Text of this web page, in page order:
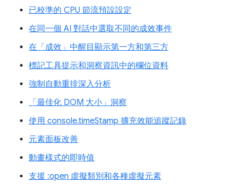
已校準的 CPU 節流預設設定
在同一個 AI 對話中選取不同的成效事件
在「成效」中醒目顯示第一方和第三方
標記工具提示和洞察資訊中的欄位資料
強制自動重排深入分析
「最佳化 DOM 大小」洞察
使用 console.timeStamp 擴充效能追蹤記錄
元素面板改善
動畫樣式的即時值
支援 :open 虛擬類別和各種虛擬元素